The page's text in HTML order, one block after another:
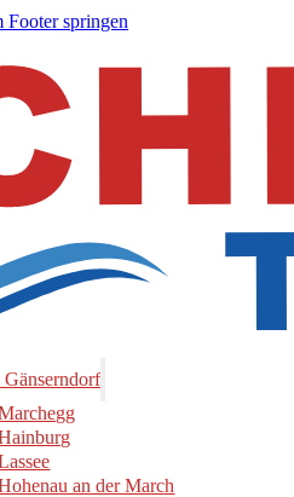
Footer springen
an der March